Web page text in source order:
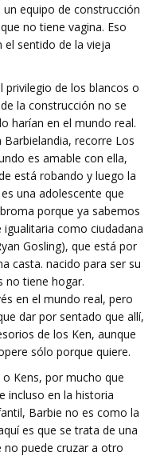
equipo de construcción
no tiene vagina. Eso
sentido de la vieja
privilegio de los blancos o
la construcción no se
harían en el mundo real.
Barbielandia, recorre Los
es amable con ella,
está robando y luego la
una adolescente que
porque ya sabemos
como ciudadana
Gosling), que está por
casta. nacido para ser su
no tiene hogar.
en el mundo real, pero
dar por sentado que allí,
de los Ken, aunque
sólo porque quiere.
Kens, por mucho que
incluso en la historia
Barbie no es como la
es que se trata de una
puede cruzar a otro